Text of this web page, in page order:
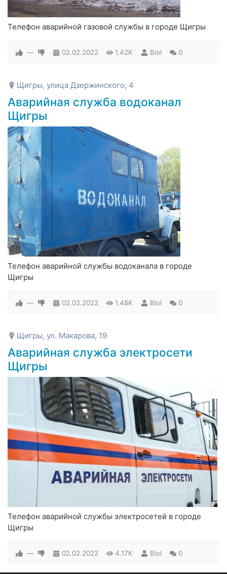
Телефон аварийной газовой службы в городе Щигры
— 02.02.2022 1.42K Biol 0
Щигры, улица Дзержинского, 4
Аварийная служба водоканал
Щигры
Телефон аварийной службы водоканала в городе
Щигры
— 02.02.2022 1.48K Biol 0
Щигры, ул. Макарова, 19
Аварийная служба электросети
Щигры
Телефон аварийной службы электросетей в городе
Щигры
— 02.02.2022 4.17K Biol 0